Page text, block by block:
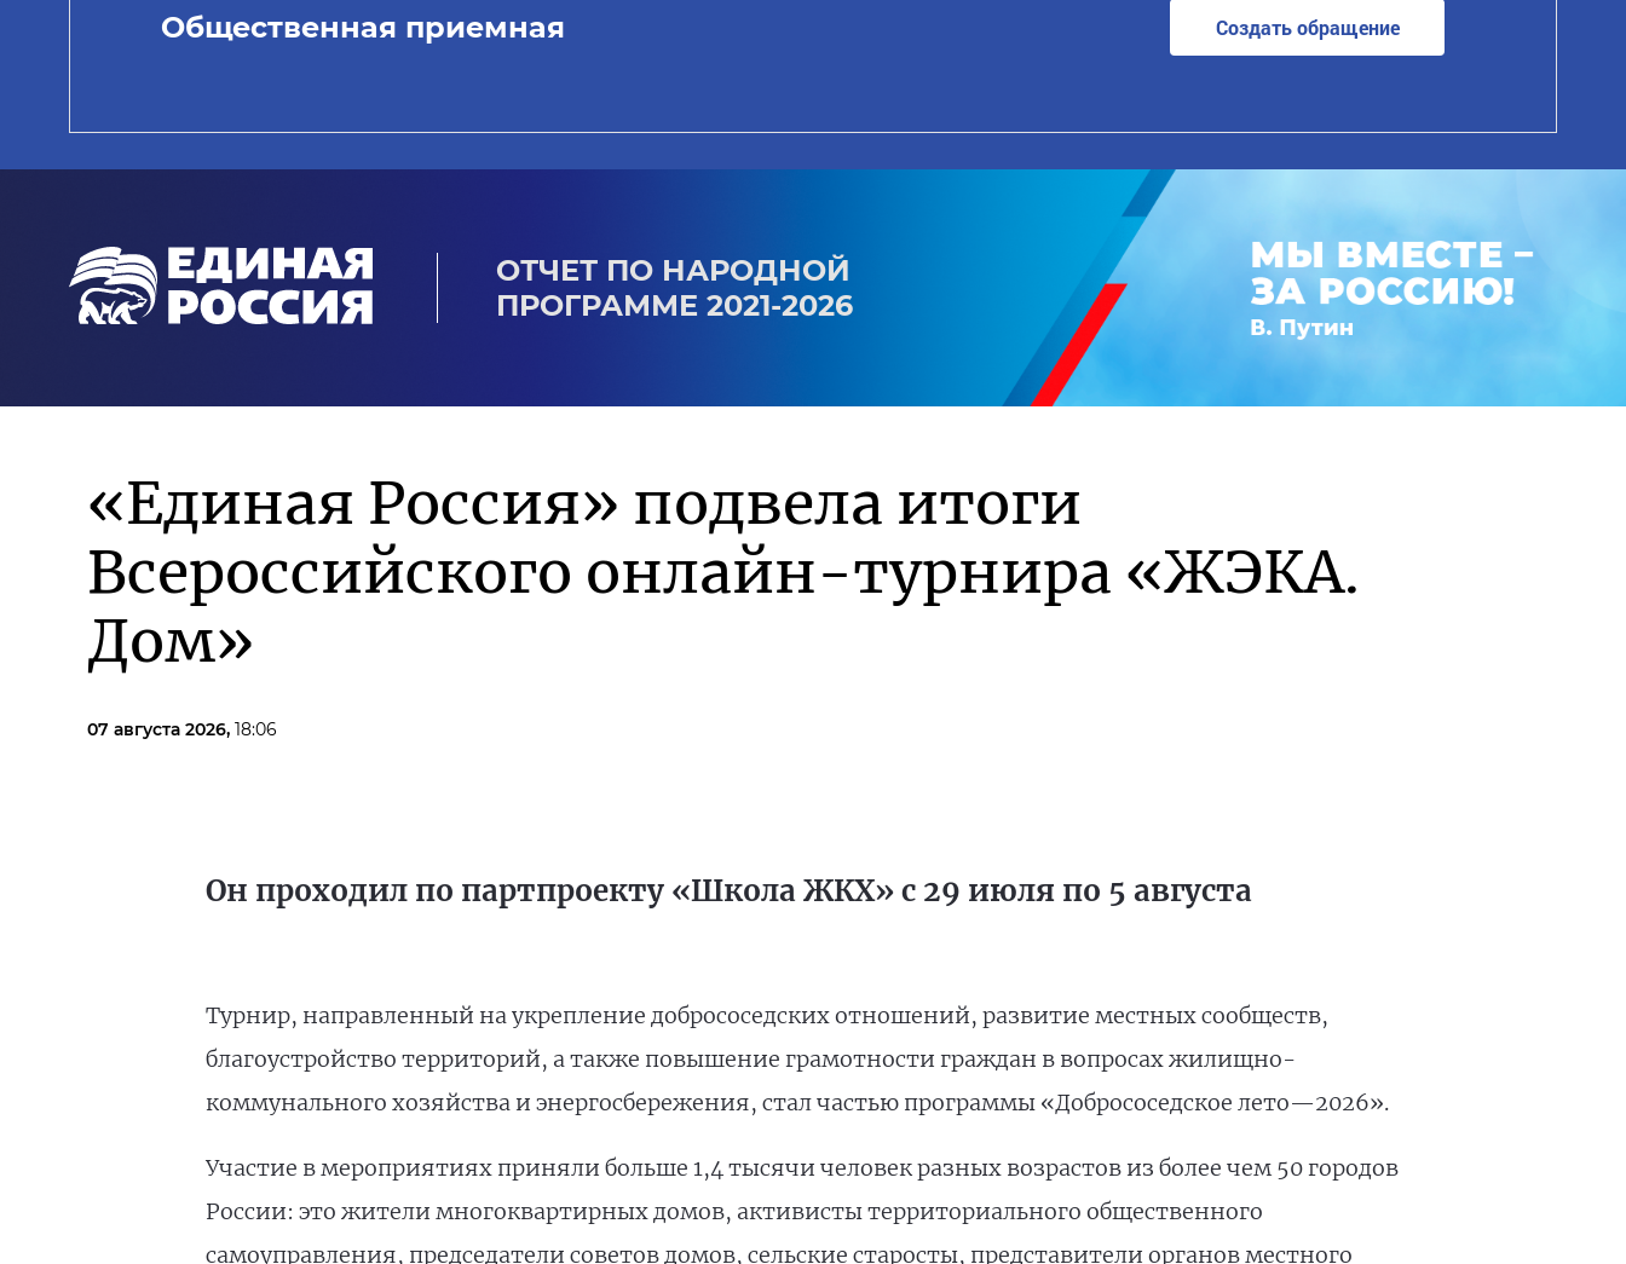
Общественная приемная Создать обращение
ОТЧЕТ ПО НАРОДНОЙ
ПРОГРАММЕ 2021-2026
«Единая Россия» подвела итоги
Всероссийского онлайн-турнира «ЖЭКА.
Дом»
07 августа 2026, 18:06
Он проходил по партпроекту «Школа ЖКХ» с 29 июля по 5 августа
Турнир, направленный на укрепление добрососедских отношений, развитие местных сообществ,
благоустройство территорий, а также повышение грамотности граждан в вопросах жилищно-
коммунального хозяйства и энергосбережения, стал частью программы «Добрососедское лето—2026».
Участие в мероприятиях приняли больше 1,4 тысячи человек разных возрастов из более чем 50 городов
России: это жители многоквартирных домов, активисты территориального общественного
самоуправления, председатели советов домов, сельские старосты, представители органов местного